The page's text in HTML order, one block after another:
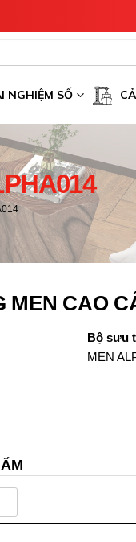
NGHIỆM SỐ
MEN CAO
Bộ sưu
MEN